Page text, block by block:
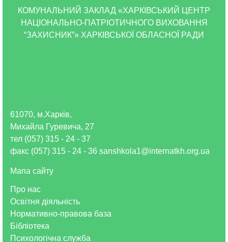
КОМУНАЛЬНИЙ ЗАКЛАД «ХАРКІВСЬКИЙ ЦЕНТР
НАЦІОНАЛЬНО-ПАТРІОТИЧНОГО ВИХОВАННЯ
“ЗАХИСНИК”» ХАРКІВСЬКОЇ ОБЛАСНОЇ РАДИ
Про нас
Освітня діяльність
Нормативно-правова база
Бібліотека
Психологічна служба
61070, м.Харків,
Михайла Гуревича, 27
тел (057) 315 - 24 - 37
факс (057) 315 - 24 - 36 sanshkola1@internatkh.org.ua
Мапа сайту